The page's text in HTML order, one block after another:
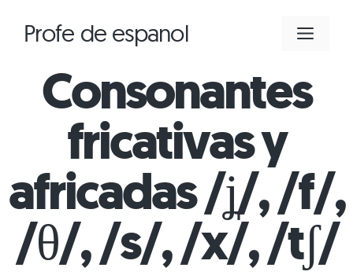
Profe de espanol
Consonantes
fricativas y
africadas /ʝ̞/, /f/,
/θ/, /s/, /x/, /tʃ/